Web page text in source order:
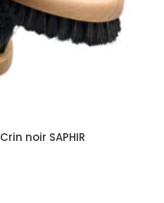
noir SAPHIR